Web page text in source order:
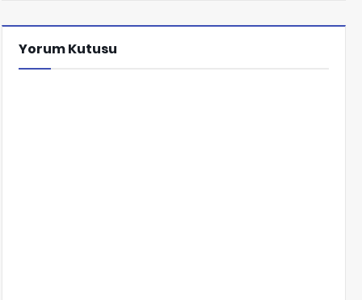
Yorum Kutusu